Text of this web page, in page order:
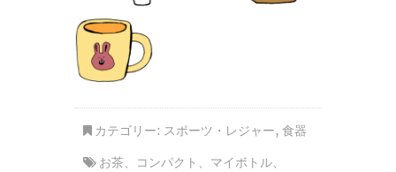
カテゴリー: スポーツ・レジャー, 食器
お茶、 コンパクト 、 マイボトル、